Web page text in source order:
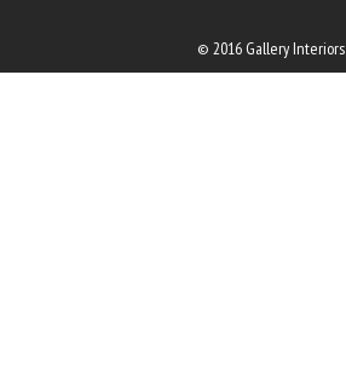
© 2016 Gallery Interiors